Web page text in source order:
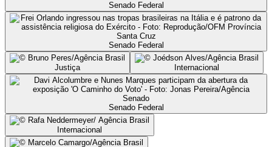
Senado Federal
Senado Federal
Justiça Internacional
Senado Federal
Internacional